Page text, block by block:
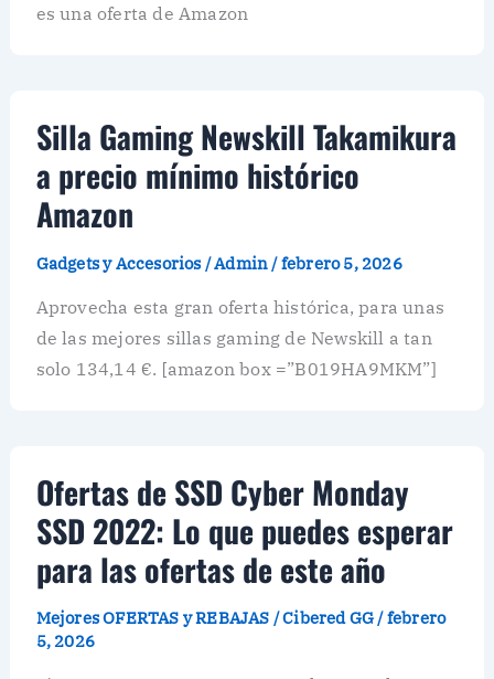
es una oferta de Amazon
Silla Gaming Newskill Takamikura
a precio mínimo histórico
Amazon
Gadgets y Accesorios /Admin /febrero 5, 2026
Aprovecha esta gran oferta histórica, para unas
de las mejores sillas gaming de Newskill a tan
solo 134,14 €. [amazon box =”B019HA9MKM”]
Ofertas de SSD Cyber ​​Monday
SSD 2022: Lo que puedes esperar
para las ofertas de este año
Mejores OFERTAS y REBAJAS /Cibered GG/febrero
5, 2026